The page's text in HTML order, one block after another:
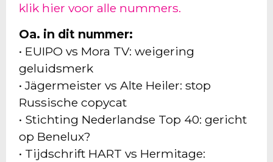
klik hier voor alle nummers.
Oa. in dit nummer:
• EUIPO vs Mora TV: weigering
geluidsmerk
• Jägermeister vs Alte Heiler: stop
Russische copycat
• Stichting Nederlandse Top 40: gericht
op Benelux?
• Tijdschrift HART vs Hermitage: